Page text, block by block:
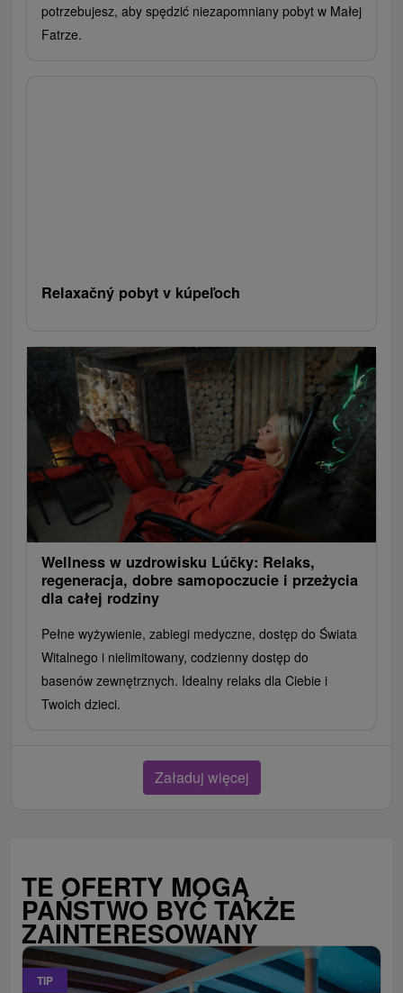
potrzebujesz, aby spędzić niezapomniany pobyt w Małej
Fatrze.
Relaxačný pobyt v kúpeľoch
Wellness w uzdrowisku Lúčky: Relaks,
regeneracja, dobre samopoczucie i przeżycia
dla całej rodziny
Pełne wyżywienie, zabiegi medyczne, dostęp do Świata
Witalnego i nielimitowany, codzienny dostęp do
basenów zewnętrznych. Idealny relaks dla Ciebie i
Twoich dzieci.
Załaduj więcej
TE OFERTY MOGĄ
PAŃSTWO BYĆ TAKŻE
ZAINTERESOWANY
TIP